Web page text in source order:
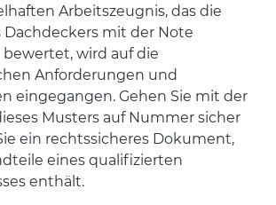
Arbeitszeugnis, das die
Dachdeckers mit der Note
wird auf die
Anforderungen und
eingegangen. Gehen Sie mit der
Musters auf Nummer sicher
ein rechtssicheres Dokument,
eines qualifizierten
enthält.